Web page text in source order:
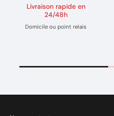
Livraison rapide en
24/48h
Domicile ou point relais